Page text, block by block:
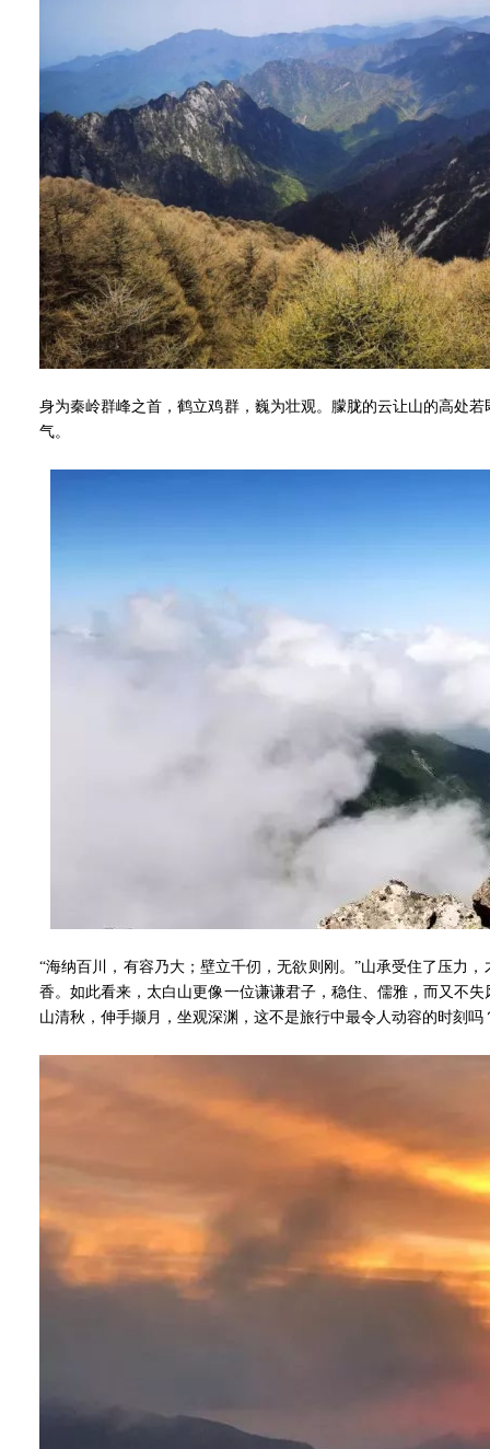
身为秦岭群峰之首，鹤立鸡群，巍为壮观。朦胧的云让山的高处
气。
“海纳百川，有容乃大；壁立千仞，无欲则刚。”山承受住了压力
香。如此看来，太白山更像一位谦谦君子，稳住、儒雅，而又不
山清秋，伸手撷月，坐观深渊，这不是旅行中最令人动容的时刻吗